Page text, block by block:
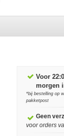
Voor
morgen
*bij bestelling op
pakketpost
Geen
voor orders